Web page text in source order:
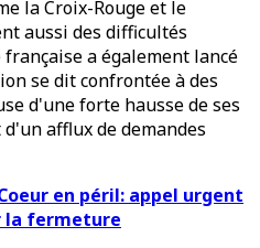
la Croix-Rouge et le
aussi des difficultés
a également lancé
se dit confrontée à des
d'une forte hausse de ses
afflux de demandes
en péril: appel urgent
la fermeture